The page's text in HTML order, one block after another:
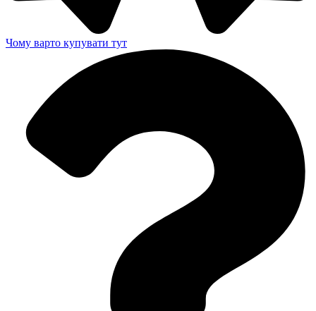
Чому варто купувати тут